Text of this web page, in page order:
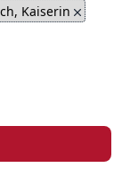
Kaiserin